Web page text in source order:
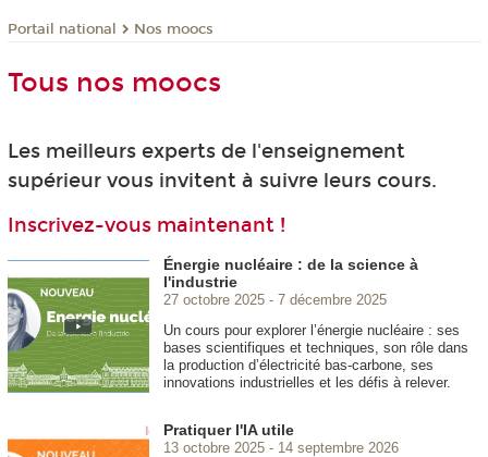
Portail national Nos moocs
Tous nos moocs
Les meilleurs experts de l'enseignement
supérieur vous invitent à suivre leurs cours.
Inscrivez-vous maintenant !
Énergie nucléaire : de la science à
l'industrie
27 octobre 2025
7 décembre 2025
Un cours pour explorer l’énergie nucléaire : ses
bases scientifiques et techniques, son rôle dans
la production d’électricité bas-carbone, ses
innovations industrielles et les défis à relever.
Pratiquer l'IA utile
13 octobre 2025
14 septembre 2026